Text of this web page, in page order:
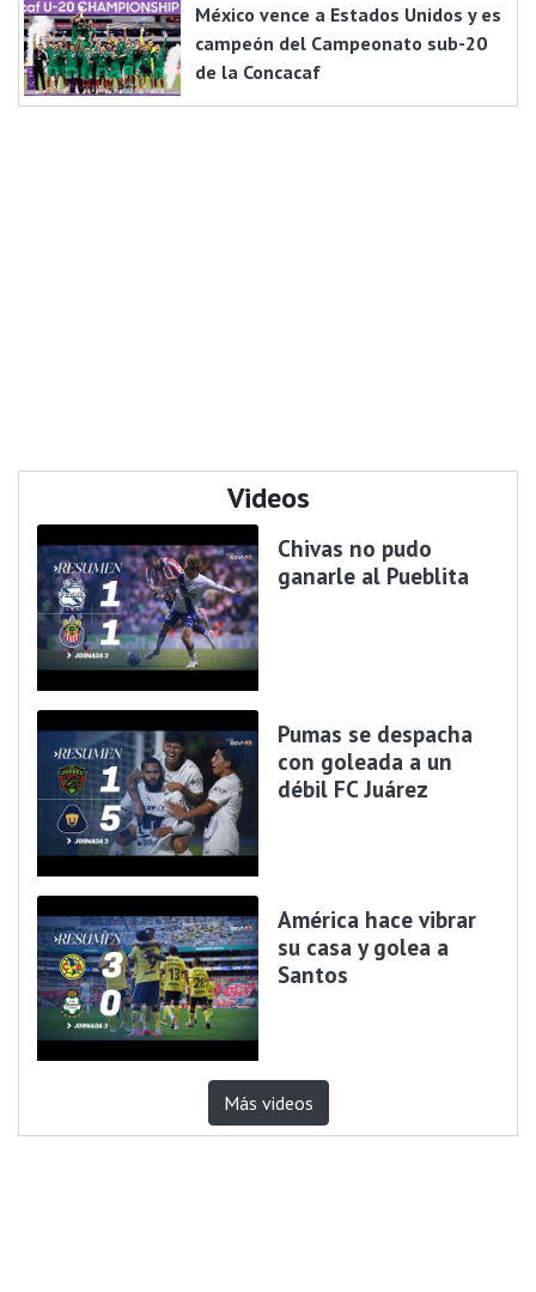
México vence a Estados Unidos y es
campeón del Campeonato sub-20
de la Concacaf
Videos
Chivas no pudo
ganarle al Pueblita
Pumas se despacha
con goleada a un
débil FC Juárez
América hace vibrar
su casa y golea a
Santos
Más videos